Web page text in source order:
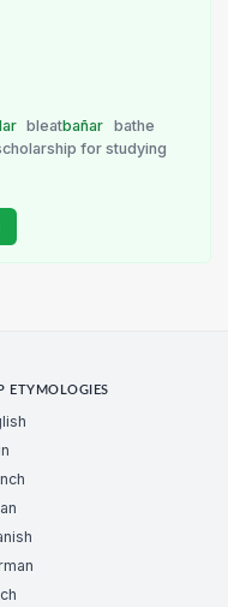
bleatbañar bathe
for studying
ETYMOLOGIES